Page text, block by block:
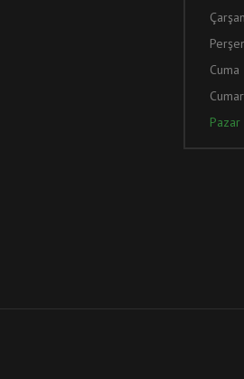
Cuma
Pazar